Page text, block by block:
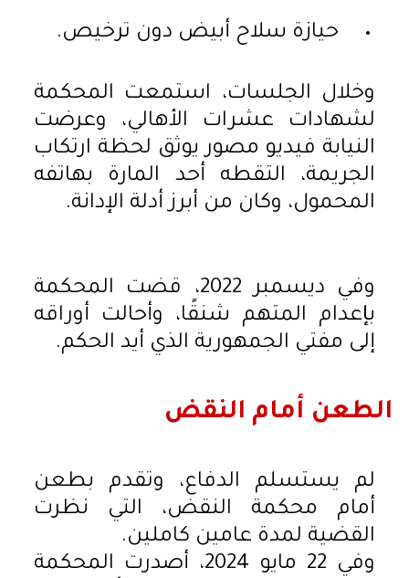
حيازة سلاح أبيض دون ترخيص.
وخلال الجلسات، استمعت المحكمة
لشهادات عشرات الأهالي، وعرضت
النيابة فيديو مصور يوثق لحظة ارتكاب
الجريمة، التقطه أحد المارة بهاتفه
المحمول، وكان من أبرز أدلة الإدانة.
وفي ديسمبر 2022، قضت المحكمة
بإعدام المتهم شنقًا، وأحالت أوراقه
إلى مفتي الجمهورية الذي أيد الحكم.
الطعن أمام النقض
لم يستسلم الدفاع، وتقدم بطعن
أمام محكمة النقض، التي نظرت
القضية لمدة عامين كاملين.
وفي 22 مايو 2024، أصدرت المحكمة